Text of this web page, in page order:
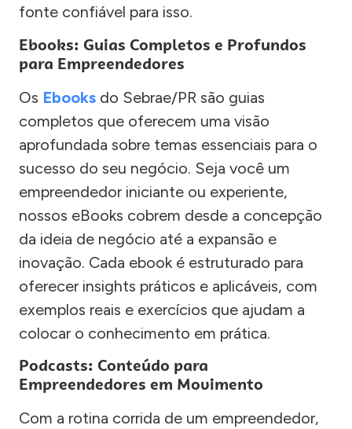
fonte confiável para isso.
Ebooks: Guias Completos e Profundos
para Empreendedores
Os Ebooks do Sebrae/PR são guias
completos que oferecem uma visão
aprofundada sobre temas essenciais para o
sucesso do seu negócio. Seja você um
empreendedor iniciante ou experiente,
nossos eBooks cobrem desde a concepção
da ideia de negócio até a expansão e
inovação. Cada ebook é estruturado para
oferecer insights práticos e aplicáveis, com
exemplos reais e exercícios que ajudam a
colocar o conhecimento em prática.
Podcasts: Conteúdo para
Empreendedores em Movimento
Com a rotina corrida de um empreendedor,